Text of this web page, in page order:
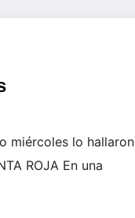
miércoles lo hallaron
ROJA En una